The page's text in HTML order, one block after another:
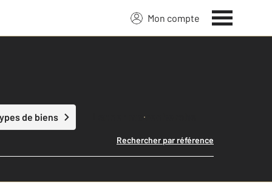
Mon compte
de biens Lancer ma recherche
Rechercher par référence